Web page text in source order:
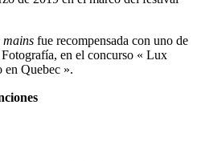
mains fue recompensada con uno de
en el concurso « Lux
en Quebec ».